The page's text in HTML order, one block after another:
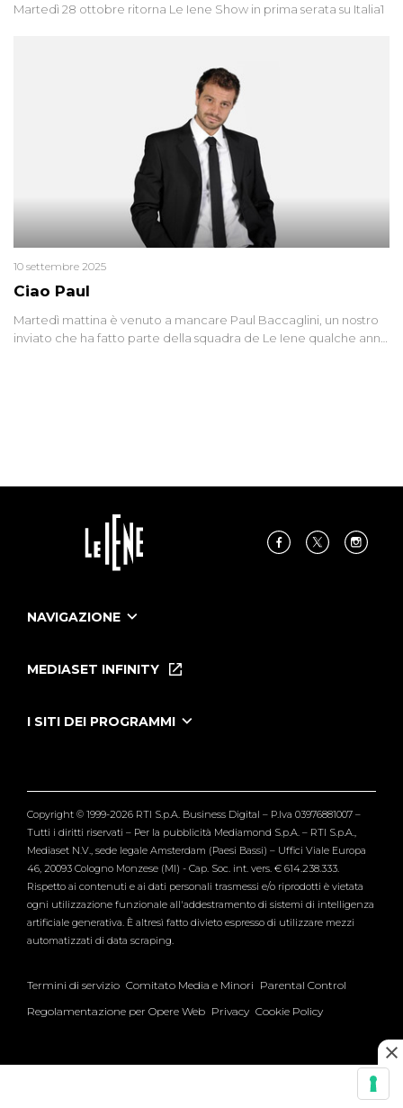
Martedì 28 ottobre ritorna Le Iene Show in prima serata su Italia1
Ciao Paul
10 settembre 2025
Martedì mattina è venuto a mancare Paul Baccaglini, un nostro
inviato che ha fatto parte della squadra de Le Iene qualche anno
NAVIGAZIONE
Le Iene Presentano Inside
Tutti i servizi
MEDIASET INFINITY
I SITI DEI PROGRAMMI
Verissimo
Copyright © 1999-2026 RTI S.p.A. Business Digital – P.Iva 03976881007 –
Tutti i diritti riservati – Per la pubblicità Mediamond S.p.A. – RTI S.p.A.,
Mediaset N.V., sede legale Amsterdam (Paesi Bassi) – Uffici Viale Europa
46, 20093 Cologno Monzese (MI) - Cap. Soc. int. vers. € 614.238.333.
Rispetto ai contenuti e ai dati personali trasmessi e/o riprodotti è vietata
ogni utilizzazione funzionale all'addestramento di sistemi di intelligenza
artificiale generativa. È altresì fatto divieto espresso di utilizzare mezzi
automatizzati di data scraping.
Termini di servizio Comitato Media e Minori Parental Control
Regolamentazione per Opere Web Privacy Cookie Policy